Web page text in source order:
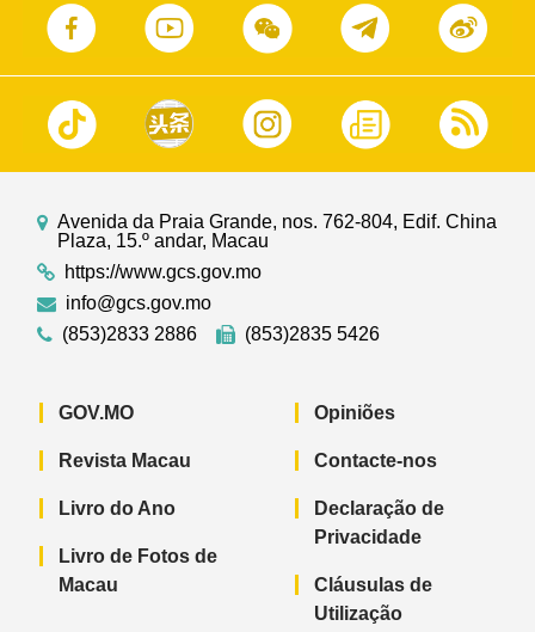
Avenida da Praia Grande, nos. 762-804, Edif. China
Plaza, 15.º andar, Macau
https://www.gcs.gov.mo
info@gcs.gov.mo
(853)2833 2886
(853)2835 5426
GOV.MO
Revista Macau
Livro do Ano
Livro de Fotos de
Macau
Opiniões
Contacte-nos
Declaração de
Privacidade
Cláusulas de
Utilização